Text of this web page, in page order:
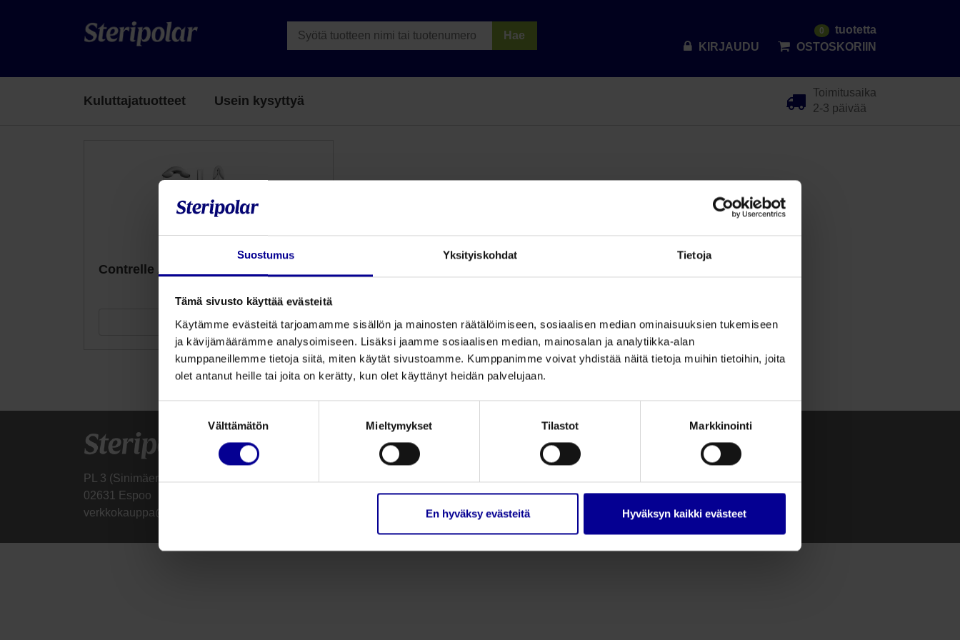
Suostumus Yksityiskohdat Tietoja
Tämä sivusto käyttää evästeitä
Käytämme evästeitä tarjoamamme sisällön ja mainosten räätälöimiseen, sosiaalisen median ominaisuuksien tukemiseen
ja kävijämäärämme analysoimiseen. Lisäksi jaamme sosiaalisen median, mainosalan ja analytiikka-alan
kumppaneillemme tietoja siitä, miten käytät sivustoamme. Kumppanimme voivat yhdistää näitä tietoja muihin tietoihin, joita
olet antanut heille tai joita on kerätty, kun olet käyttänyt heidän palvelujaan.
Suostumuksen
Välttämätön Mieltymykset Tilastot Markkinointi
En hyväksy evästeitä Hyväksyn kaikki evästeet
Hae 0
tuotetta
OSTOSKORIIN
KIRJAUDU
Kuluttajatuotteet Usein kysyttyä
Toimitusaika
2-3 päivää
Contrelle Activgard virtsankarkailun
Tutustu
PL 3 (Sinimäentie 8b)
02631 Espoo
verkkokauppa@steripolar.fi
Kuluttajatuotteet
Usein kysyttyä
Tietosuojaseloste
Toimitustavat